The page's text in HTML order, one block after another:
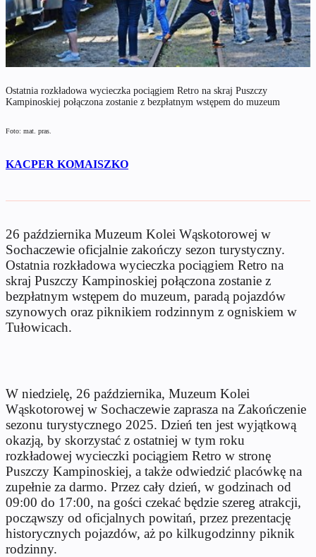
Ostatnia rozkładowa wycieczka pociągiem Retro na skraj Puszczy
Kampinoskiej połączona zostanie z bezpłatnym wstępem do muzeum
Foto: mat. pras.
KACPER KOMAISZKO
26 października Muzeum Kolei Wąskotorowej w
Sochaczewie oficjalnie zakończy sezon turystyczny.
Ostatnia rozkładowa wycieczka pociągiem Retro na
skraj Puszczy Kampinoskiej połączona zostanie z
bezpłatnym wstępem do muzeum, paradą pojazdów
szynowych oraz piknikiem rodzinnym z ogniskiem w
Tułowicach.
W niedzielę, 26 października, Muzeum Kolei
Wąskotorowej w Sochaczewie zaprasza na Zakończenie
sezonu turystycznego 2025. Dzień ten jest wyjątkową
okazją, by skorzystać z ostatniej w tym roku
rozkładowej wycieczki pociągiem Retro w stronę
Puszczy Kampinoskiej, a także odwiedzić placówkę na
zupełnie za darmo. Przez cały dzień, w godzinach od
09:00 do 17:00, na gości czekać będzie szereg atrakcji,
począwszy od oficjalnych powitań, przez prezentację
historycznych pojazdów, aż po kilkugodzinny piknik
rodzinny.